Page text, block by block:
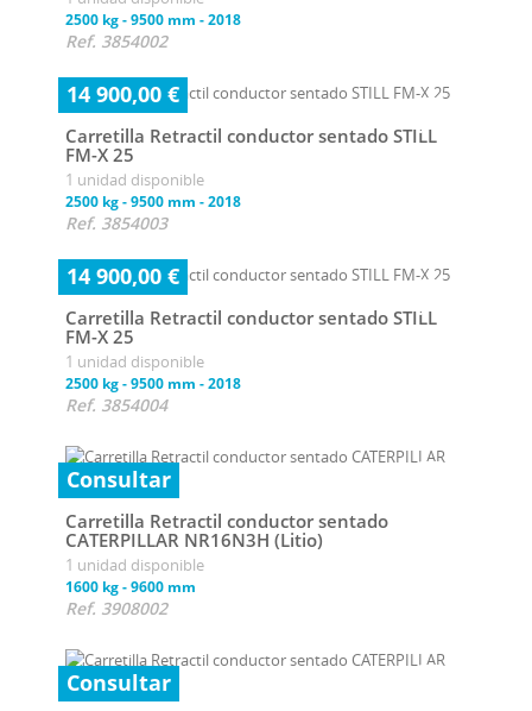
2500 kg-9500 mm -2018
Ref. 3854002
14 900,00 €
Carretilla Retractil conductor sentado STILL
FM-X 25
1 unidad disponible
2500 kg-9500 mm -2018
Ref. 3854003
14 900,00 €
Carretilla Retractil conductor sentado STILL
FM-X 25
1 unidad disponible
2500 kg-9500 mm -2018
Ref. 3854004
Consultar
Carretilla Retractil conductor sentado
CATERPILLAR NR16N3H (Litio)
1 unidad disponible
1600 kg-9600 mm
Ref. 3908002
Consultar